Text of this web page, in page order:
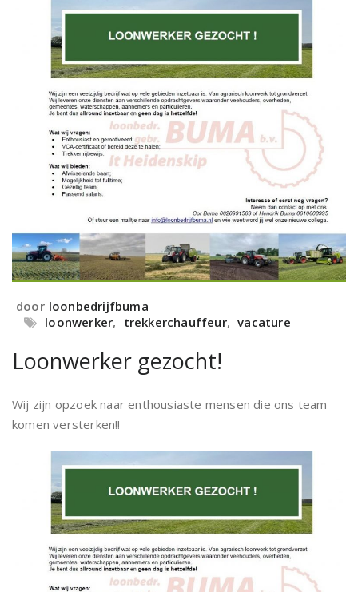
door loonbedrijfbuma
loonwerker, trekkerchauffeur, vacature
Loonwerker gezocht!
Wij zijn opzoek naar enthousiaste mensen die ons team
komen versterken!!